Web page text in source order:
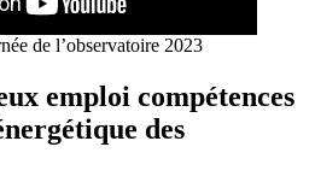
de l’observatoire 2023
emploi compétences
des